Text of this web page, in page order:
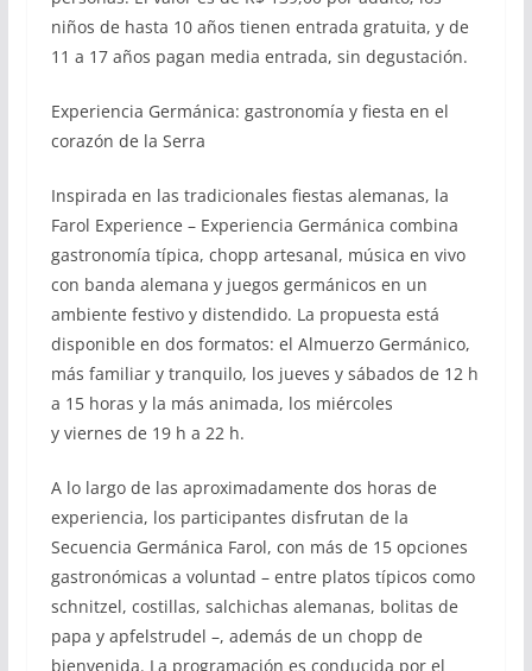
niños de hasta 10 años tienen entrada gratuita, y de
11 a 17 años pagan media entrada, sin degustación.
Experiencia Germánica: gastronomía y fiesta en el
corazón de la Serra
Inspirada en las tradicionales fiestas alemanas, la
Farol Experience – Experiencia Germánica combina
gastronomía típica, chopp artesanal, música en vivo
con banda alemana y juegos germánicos en un
ambiente festivo y distendido. La propuesta está
disponible en dos formatos: el Almuerzo Germánico,
más familiar y tranquilo, los jueves y sábados de 12 h
a 15 horas y la más animada, los miércoles
y viernes de 19 h a 22 h.
A lo largo de las aproximadamente dos horas de
experiencia, los participantes disfrutan de la
Secuencia Germánica Farol, con más de 15 opciones
gastronómicas a voluntad – entre platos típicos como
schnitzel, costillas, salchichas alemanas, bolitas de
papa y apfelstrudel –, además de un chopp de
bienvenida. La programación es conducida por el